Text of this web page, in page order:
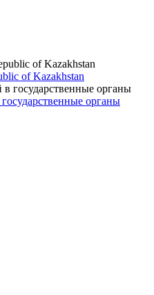
of Kazakhstan
органы